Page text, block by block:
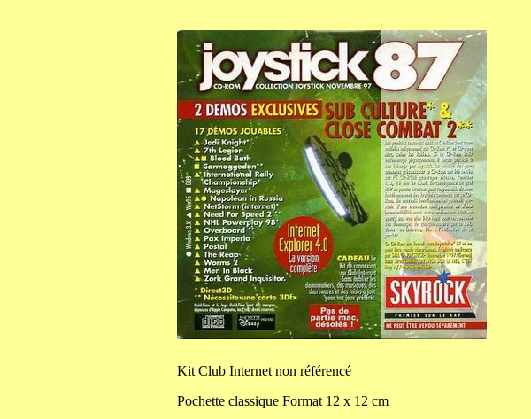
Kit Club Internet non référencé
Pochette classique Format 12 x 12 cm